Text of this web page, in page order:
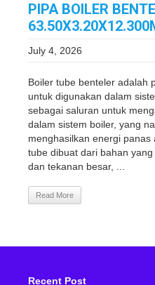
PIPA BOILER
July 4, 2026
Boiler tube benteler adalah
untuk digunakan dalam
sebagai saluran untuk
dalam sistem boiler, yang
menghasilkan energi
tube dibuat dari bahan
dan tekanan besar, ...
Read More
Recent Post